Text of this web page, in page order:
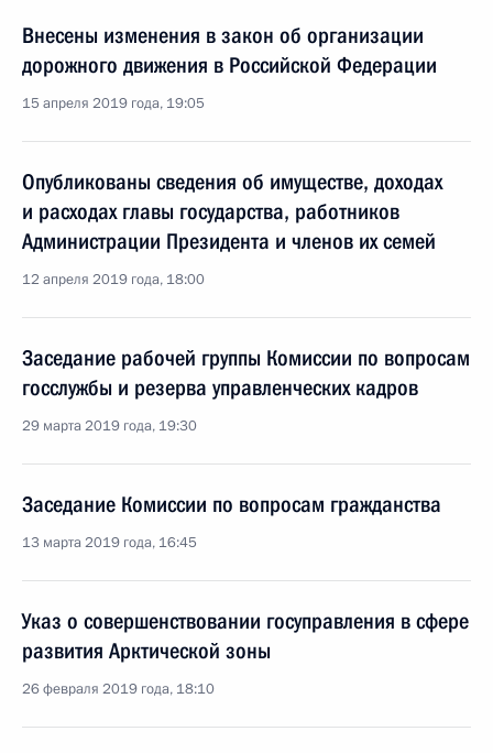
Внесены изменения в закон об организации
дорожного движения в Российской Федерации
15 апреля 2019 года, 19:05
Опубликованы сведения об имуществе, доходах
и расходах главы государства, работников
Администрации Президента и членов их семей
12 апреля 2019 года, 18:00
Заседание рабочей группы Комиссии по вопросам
госслужбы и резерва управленческих кадров
29 марта 2019 года, 19:30
Заседание Комиссии по вопросам гражданства
13 марта 2019 года, 16:45
Указ о совершенствовании госуправления в сфере
развития Арктической зоны
26 февраля 2019 года, 18:10